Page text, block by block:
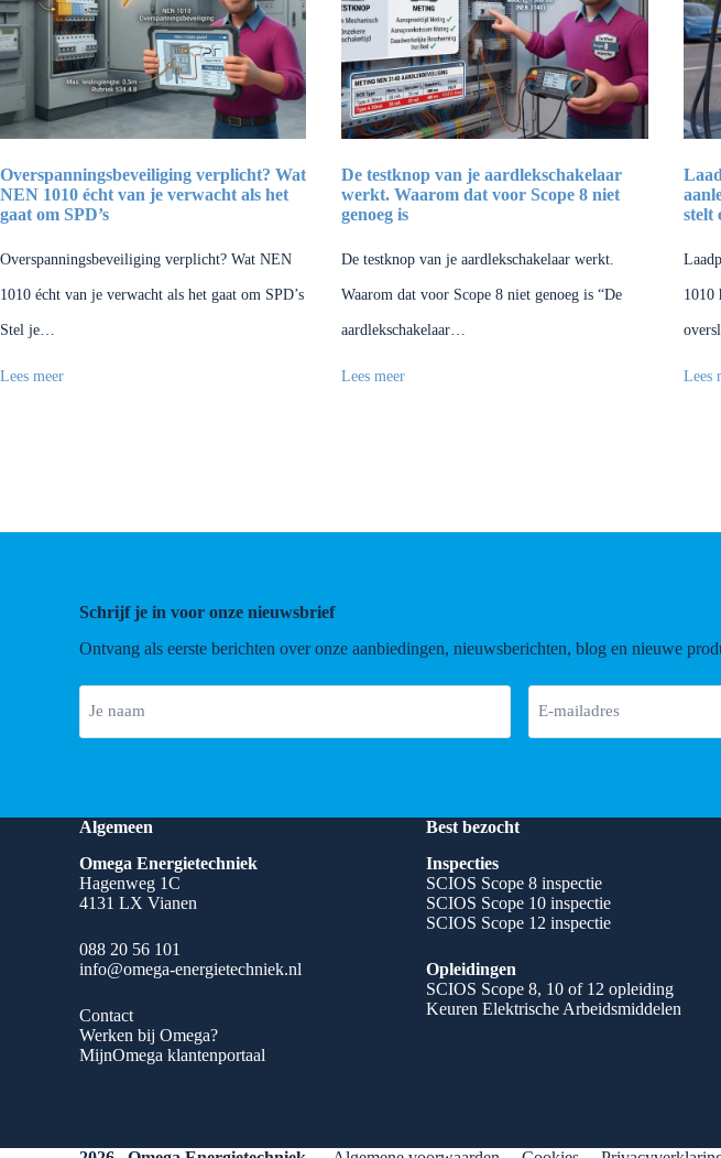
Overspanningsbeveiliging verplicht? Wat
NEN 1010 écht van je verwacht als het
gaat om SPD’s
Overspanningsbeveiliging verplicht? Wat NEN
1010 écht van je verwacht als het gaat om SPD’s
Stel je…
Lees meer
De testknop van je aardlekschakelaar
werkt. Waarom dat voor Scope 8 niet
genoeg is
De testknop van je aardlekschakelaar werkt.
Waarom dat voor Scope 8 niet genoeg is “De
aardlekschakelaar…
Lees meer
stelt
1010
Lees
Schrijf je in voor onze nieuwsbrief
Ontvang als eerste berichten over onze aanbiedingen, nieuwsberichten, blog en nieuwe
Algemeen
Omega Energietechniek
Hagenweg 1C
4131 LX Vianen
088 20 56 101
info@omega-energietechniek.nl
Contact
Werken bij Omega?
MijnOmega klantenportaal
Best bezocht
Inspecties
SCIOS Scope 8 inspectie
SCIOS Scope 10 inspectie
SCIOS Scope 12 inspectie
Opleidingen
SCIOS Scope 8, 10 of 12 opleiding
Keuren Elektrische Arbeidsmiddelen